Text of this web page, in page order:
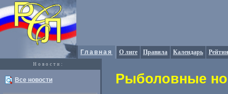
Главная О лиге Правила Календарь
Новости:
Все новости Рыболовные